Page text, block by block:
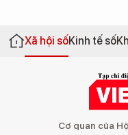
Xã hội sốKinh tế số
Cơ quan của